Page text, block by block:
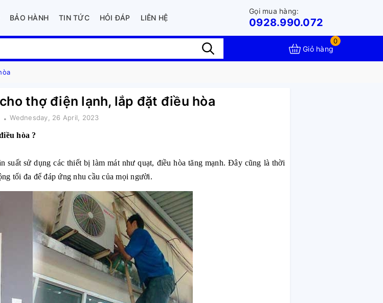
BẢO HÀNH TIN TỨC HỎI ĐÁP LIÊN HỆ
Gọi mua hàng:
0928.990.072
0
Giỏ hàng
thợ điện lạnh, lắp đặt điều hòa
Wednesday, 26 April, 2023
hòa ?
suất sử dụng các thiết bị làm mát như quạt, điều hòa tăng mạnh. Đây cũng là thời
tối đa để đáp ứng nhu cầu của mọi người.